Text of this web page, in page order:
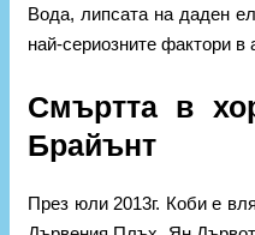
Вода, липсата на даден
най-сериозните фактори в
Смъртта в
Брайънт
През юли 2013г. Коби е